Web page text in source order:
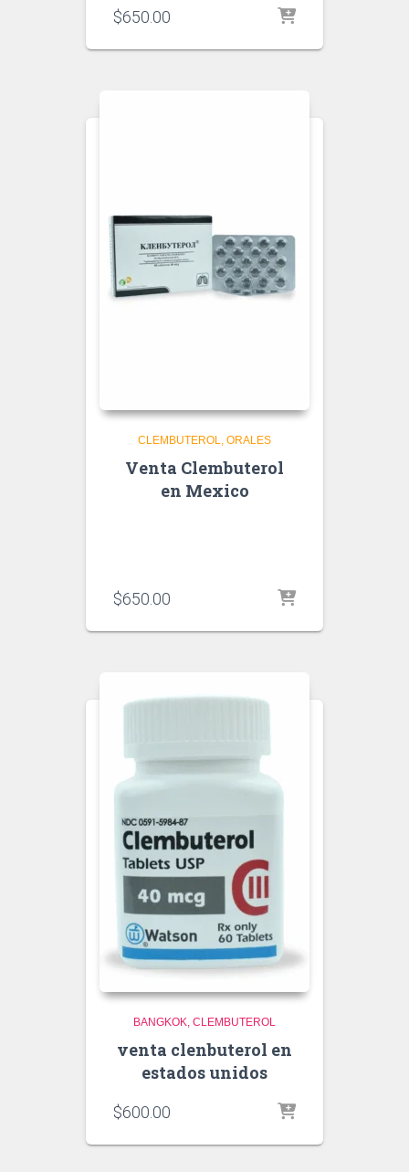
$650.00
CLEMBUTEROL ORALES
Venta Clembuterol
en Mexico
$650.00
BANGKOK CLEMBUTEROL
venta clenbuterol en
estados unidos
$600.00